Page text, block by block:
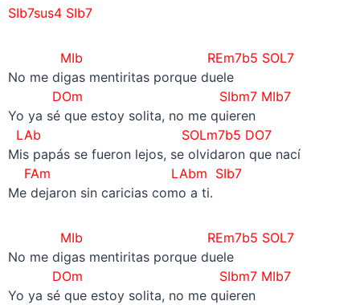
SIb7sus4 SIb7
MIb REm7b5 SOL7
No me digas mentiritas porque duele
DOm SIbm7 MIb7
Yo ya sé que estoy solita, no me quieren
LAb SOLm7b5 DO7
Mis papás se fueron lejos, se olvidaron que nací
FAm LAbm SIb7
Me dejaron sin caricias como a ti.
MIb REm7b5 SOL7
No me digas mentiritas porque duele
DOm SIbm7 MIb7
Yo ya sé que estoy solita, no me quieren